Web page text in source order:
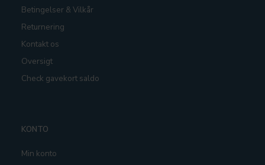
Betingelser & Vilkår
Returnering
Kontakt os
Oversigt
Check gavekort saldo
KONTO
Min konto